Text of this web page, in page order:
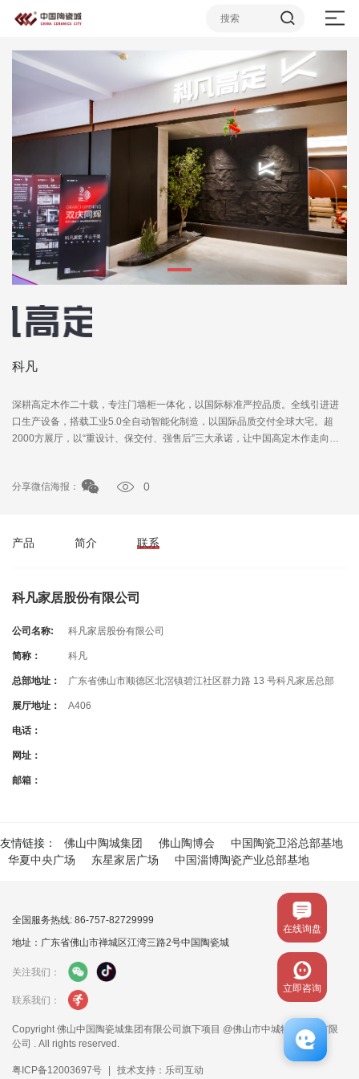
科凡
深耕高定木作二十载，专注门墙柜一体化，以国际标准严控品质。全线引进进
口生产设备，搭载工业5.0全自动智能化制造，以国际品质交付全球大宅。超
2000方展厅，以“重设计、保交付、强售后”三大承诺，让中国高定木作走向世
分享微信海报： 0
产品 简介 联系
科凡家居股份有限公司
公司名称: 科凡家居股份有限公司
简称： 科凡
总部地址： 广东省佛山市顺德区北滘镇碧江社区群力路 13 号科凡家居总部
展厅地址： A406
电话：
网址：
邮箱：
友情链接： 佛山中陶城集团 佛山陶博会
中国陶瓷卫浴总部基地
华夏中央广场
东星家居广场 中国淄博陶瓷产业总部基地
全国服务热线: 86-757-82729999
地址：广东省佛山市禅城区江湾三路2号中国陶瓷城
关注我们：
联系我们：
Copyright 佛山中国陶瓷城集团有限公司旗下项目 @佛山市中城物业管理有限
公司 . All rights reserved.
粤ICP备12003697号 技术支持：乐司互动
在线询盘
立即咨询